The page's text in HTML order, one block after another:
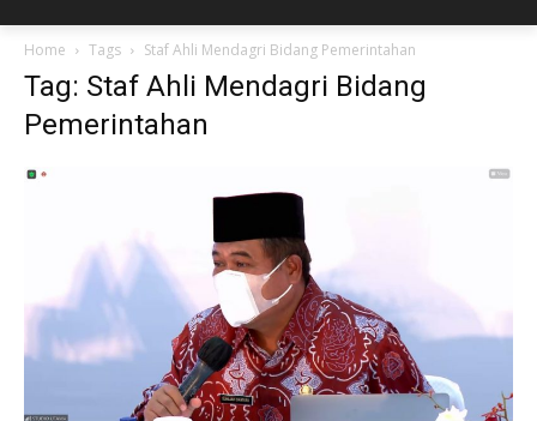
Home Tags Staf Ahli Mendagri Bidang Pemerintahan
Tag: Staf Ahli Mendagri Bidang
Pemerintahan